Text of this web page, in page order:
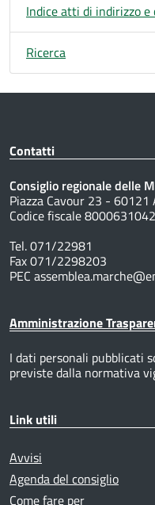
Indice atti di indirizzo
Ricerca
Contatti
Consiglio regionale delle
Piazza Cavour 23 - 60121
Codice fiscale
Tel. 071/22981
Fax 071/2298203
PEC
Amministrazione
I dati personali pubblicati
previste dalla normativa
Link utili
Avvisi
Agenda del consiglio
Come fare per